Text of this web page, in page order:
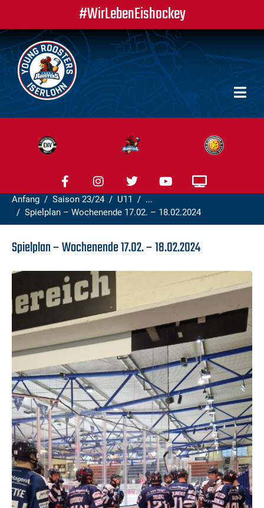
#WirLebenEishockey
Anfang Saison 23/24 U11
...
Spielplan – Wochenende 17.02. – 18.02.2024
Spielplan – Wochenende 17.02. – 18.02.2024